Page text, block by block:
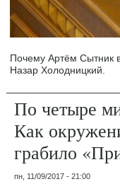
Почему Артём Сытник
Назар Холодницкий.
По четыре
Как
грабило
пн, 11/09/2017 - 21:00